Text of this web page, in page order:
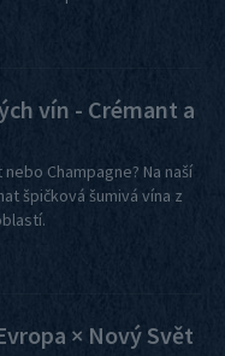
vín - Crémant a
Champagne? Na naší
špičková šumivá vína z
× Nový Svět